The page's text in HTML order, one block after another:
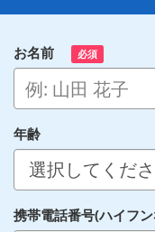
お名前 必須
年齢
携帯電話番号(ハイフ